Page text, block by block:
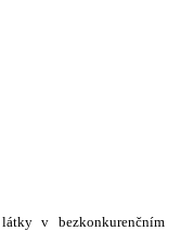
v bezkonkurenčním